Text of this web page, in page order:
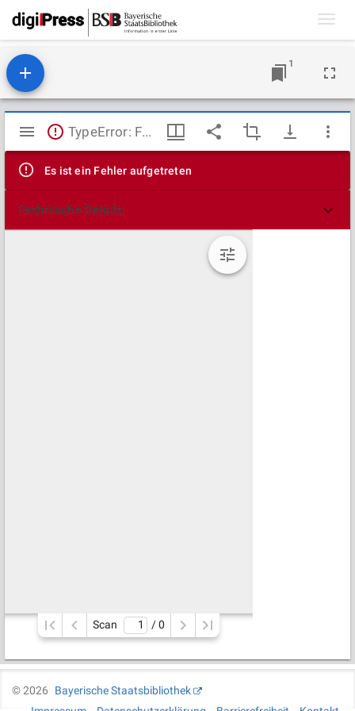
1
Mirador
Viewer
TypeError: Failed to fetch
Es ist ein Fehler aufgetreten
Technische Details
Scan / 0
©2026
Bayerische Staatsbibliothek